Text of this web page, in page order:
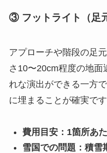
③ フットライト（足
アプローチや階段の足
さ10〜20cm程度の地面
れな演出ができる一方
に埋まることが確実です
費用目安：1箇所あ
雪国での問題：積雪